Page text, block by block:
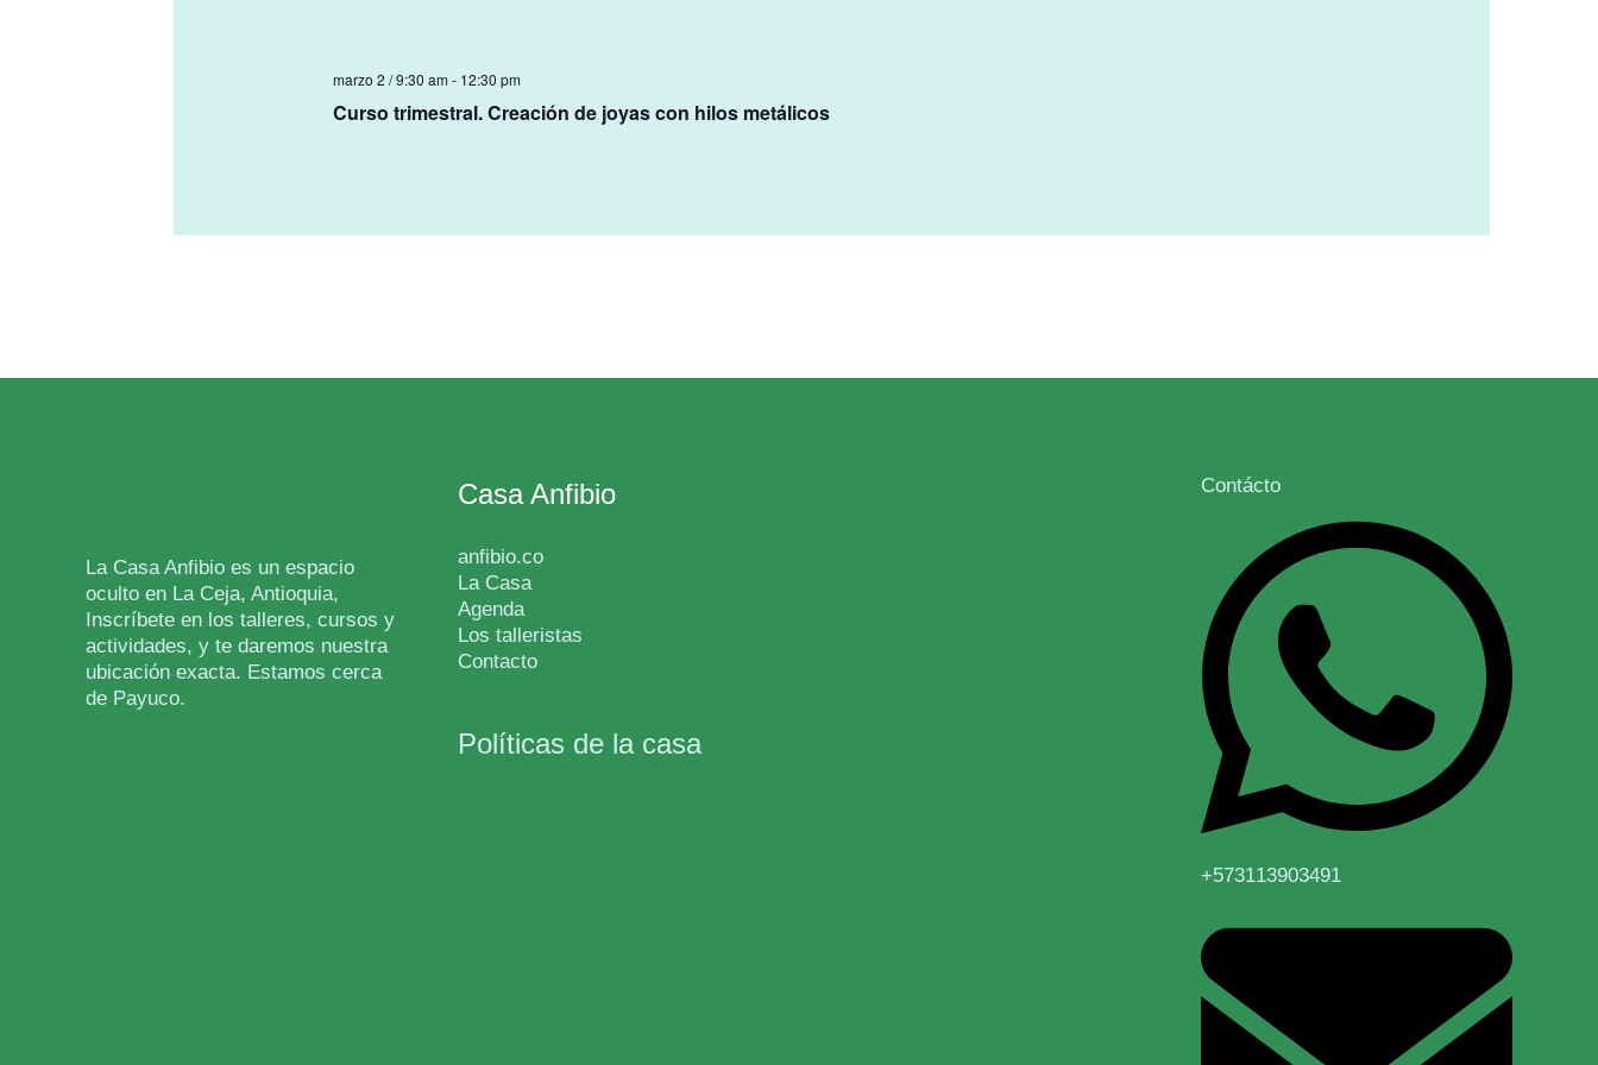
marzo 2 / 9:30 am- 12:30 pm
Curso trimestral. Creación de joyas con hilos metálicos
La Casa Anfibio es un espacio
oculto en La Ceja, Antioquia,
Inscríbete en los talleres, cursos y
actividades, y te daremos nuestra
ubicación exacta. Estamos cerca
de Payuco.
Casa Anfibio
anfibio.co
La Casa
Agenda
Los talleristas
Contacto
Políticas de la casa
Contácto
+573113903491